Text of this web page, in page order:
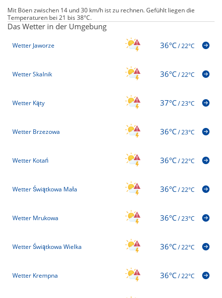
Mit Böen zwischen 14 und 30 km/h ist zu rechnen. Gefühlt liegen die
Temperaturen bei 21 bis 38°C.
Das Wetter in der Umgebung
Wetter Jaworze 36°C/22°C
Wetter Skalnik 36°C/22°C
Wetter Kąty 37°C/23°C
Wetter Brzezowa 36°C/23°C
Wetter Kotań 36°C/22°C
Wetter Świątkowa Mała 36°C/22°C
Wetter Mrukowa 36°C/23°C
Wetter Świątkowa Wielka 36°C/22°C
Wetter Krempna 36°C/22°C